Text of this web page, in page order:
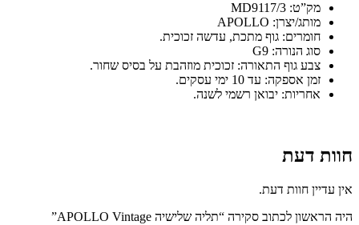
מק”ט: MD9117/3
מותג/יצרן: APOLLO
חומרים: גוף מתכת, עדשה זכוכית.
סוג הנורה: G9
צבע גוף התאורה: זכוכית מוזהבת על בסיס שחור.
זמן אספקה: עד 10 ימי עסקים.
אחריות: יבואן רשמי לשנה.
חוות דעת
אין עדיין חוות דעת.
היה הראשון לכתוב סקירה “תליה שלישיה APOLLO Vintage”